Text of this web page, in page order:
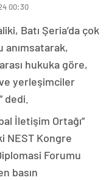
00:30
Batı Şeria’da çok
anımsatarak,
hukuka göre,
yerleşimciler
dedi.
İletişim Ortağı”
NEST Kongre
Forumu
basın